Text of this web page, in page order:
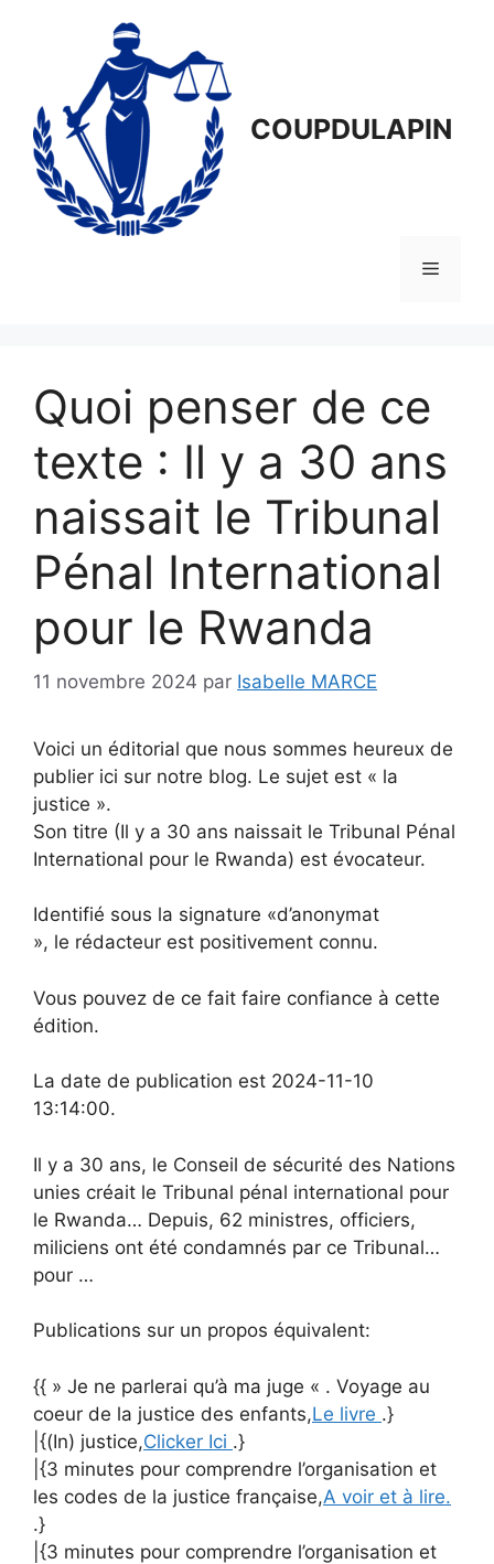
COUPDULAPIN
Menu
Quoi penser de ce
texte : Il y a 30 ans
naissait le Tribunal
Pénal International
pour le Rwanda
11 novembre 2024 par Isabelle MARCE
Voici un éditorial que nous sommes heureux de
publier ici sur notre blog. Le sujet est « la
justice ».
Son titre (Il y a 30 ans naissait le Tribunal Pénal
International pour le Rwanda) est évocateur.
Identifié sous la signature «d’anonymat
», le rédacteur est positivement connu.
Vous pouvez de ce fait faire confiance à cette
édition.
La date de publication est 2024-11-10
13:14:00.
Il y a 30 ans, le Conseil de sécurité des Nations
unies créait le Tribunal pénal international pour
le Rwanda… Depuis, 62 ministres, officiers,
miliciens ont été condamnés par ce Tribunal…
pour …
Publications sur un propos équivalent:
{{ » Je ne parlerai qu’à ma juge « . Voyage au
coeur de la justice des enfants,Le livre .}
|{(In) justice,Clicker Ici .}
|{3 minutes pour comprendre l’organisation et
les codes de la justice française,A voir et à lire.
.}
|{3 minutes pour comprendre l’organisation et